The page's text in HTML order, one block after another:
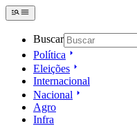
Buscar
Política
Eleições
Internacional
Nacional
Agro
Infra